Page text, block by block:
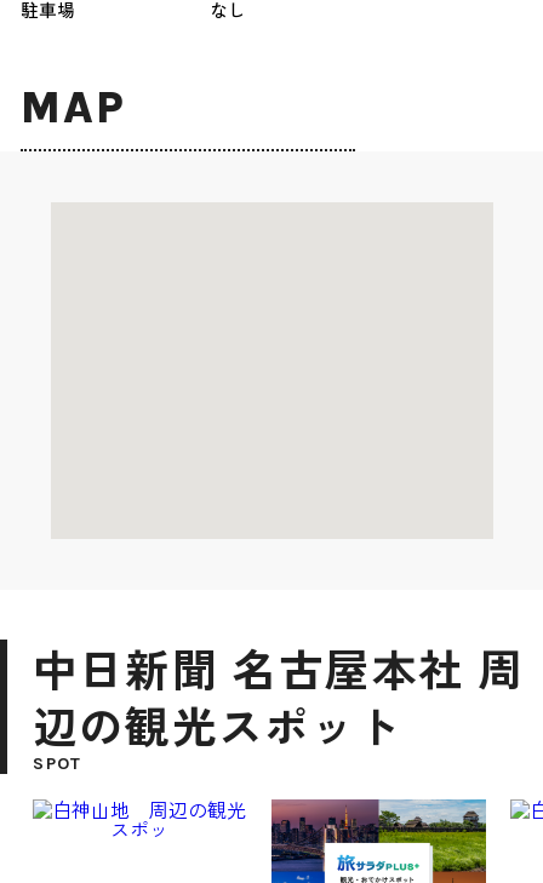
駐車場
なし
MAP
中日新聞 名古屋本社 周
辺の観光スポット
SPOT